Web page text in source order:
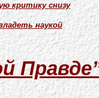
критику снизу
наукой